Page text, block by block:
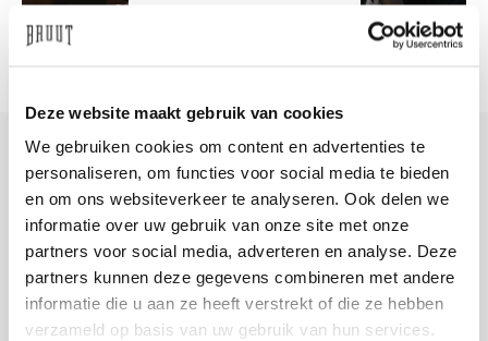
Deze website maakt gebruik van cookies
We gebruiken cookies om content en advertenties te
personaliseren, om functies voor social media te bieden
en om ons websiteverkeer te analyseren. Ook delen we
informatie over uw gebruik van onze site met onze
partners voor social media, adverteren en analyse. Deze
partners kunnen deze gegevens combineren met andere
informatie die u aan ze heeft verstrekt of die ze hebben
verzameld op basis van uw gebruik van hun services.
+31 23 205 2006
info@bruut.nl
Contact Formulier
Open tot 18:30
OPENINGSTIJDEN